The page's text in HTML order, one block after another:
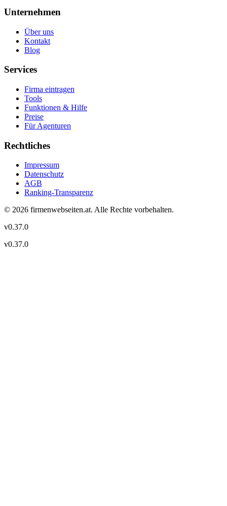
Unternehmen
Über uns
Kontakt
Blog
Services
Firma eintragen
Tools
Funktionen & Hilfe
Preise
Für Agenturen
Rechtliches
Impressum
Datenschutz
AGB
Ranking-Transparenz
© 2026 firmenwebseiten.at. Alle Rechte vorbehalten.
v0.37.0
v0.37.0